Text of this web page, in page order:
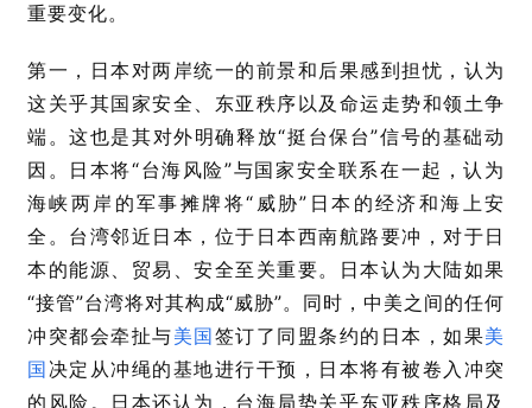
重要变化。
第一，日本对两岸统一的前景和后果感到担忧，认为
这关乎其国家安全、东亚秩序以及命运走势和领土争
端。这也是其对外明确释放“挺台保台”信号的基础动
因。日本将“台海风险”与国家安全联系在一起，认为
海峡两岸的军事摊牌将“ 威胁” 日本的经济和海上安
全。台湾邻近日本，位于日本西南航路要冲，对于日
本的能源、贸易、安全至关重要。日本认为大陆如果
“接管”台湾将对其构成“威胁”。同时，中美之间的任何
冲突都会牵扯与美国签订了同盟条约的日本，如果美
国决定从冲绳的基地进行干预，日本将有被卷入冲突
的风险。日本还认为，台海局势关乎东亚秩序格局及